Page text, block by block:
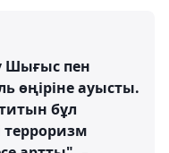
Шығыс пен
өңіріне ауысты.
бұл
терроризм